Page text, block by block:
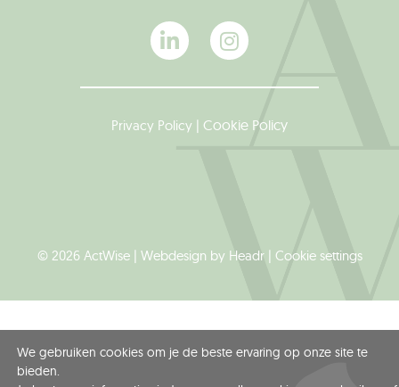
i
n
k
e
i
n
s
t
a
r
Privacy Policy Cookie Policy
© 2026 ActWise | Webdesign by Headr| Cookie settings
We gebruiken cookies om je de beste ervaring op onze site te
bieden.